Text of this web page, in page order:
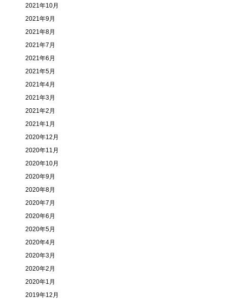
2021年10月
2021年9月
2021年8月
2021年7月
2021年6月
2021年5月
2021年4月
2021年3月
2021年2月
2021年1月
2020年12月
2020年11月
2020年10月
2020年9月
2020年8月
2020年7月
2020年6月
2020年5月
2020年4月
2020年3月
2020年2月
2020年1月
2019年12月